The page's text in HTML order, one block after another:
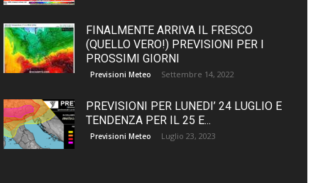
FINALMENTE ARRIVA IL FRESCO
(QUELLO VERO!) PREVISIONI PER I
PROSSIMI GIORNI
Previsioni Meteo Settembre 14, 2022
PREVISIONI PER LUNEDI’ 24 LUGLIO E
TENDENZA PER IL 25 E...
Previsioni Meteo Luglio 23, 2023